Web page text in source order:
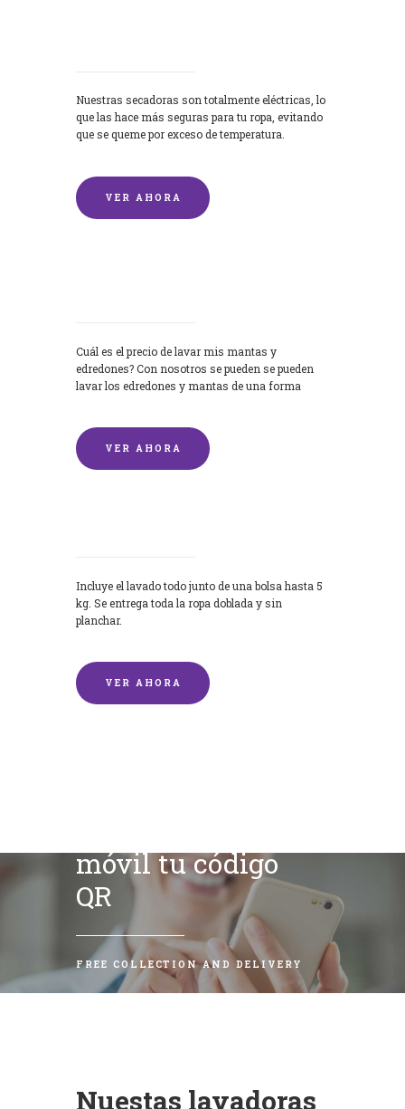
Nuestras secadoras son totalmente eléctricas, lo
que las hace más seguras para tu ropa, evitando
que se queme por exceso de temperatura.
VER AHORA
Cuál es el precio de lavar mis mantas y
edredones? Con nosotros se pueden se pueden
lavar los edredones y mantas de una forma
VER AHORA
Incluye el lavado todo junto de una bolsa hasta 5
kg. Se entrega toda la ropa doblada y sin
planchar.
VER AHORA
móvil tu código
QR
FREE COLLECTION AND DELIVERY
Nuestas lavadoras